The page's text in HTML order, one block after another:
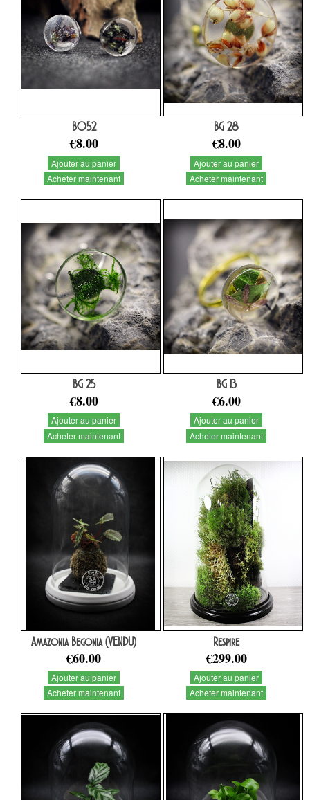
BO52
€8.00
Ajouter au panier
Acheter maintenant
BG 28
€8.00
Ajouter au panier
Acheter maintenant
BG 25
€8.00
Ajouter au panier
Acheter maintenant
BG 13
€6.00
Ajouter au panier
Acheter maintenant
Amazonia Begonia (VENDU)
€60.00
Ajouter au panier
Acheter maintenant
Respire
€299.00
Ajouter au panier
Acheter maintenant